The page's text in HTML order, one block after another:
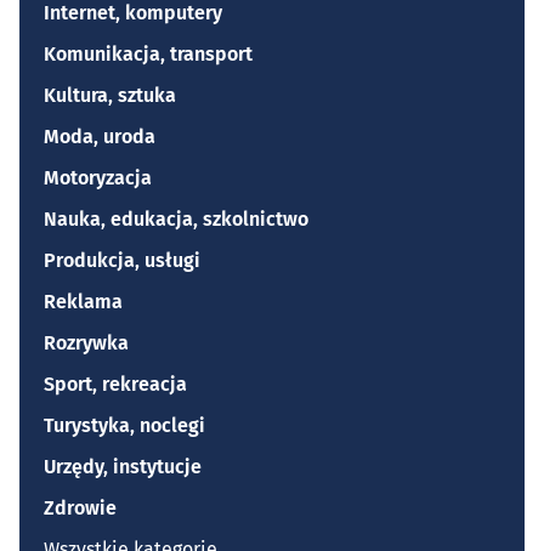
Internet, komputery
Komunikacja, transport
Kultura, sztuka
Moda, uroda
Motoryzacja
Nauka, edukacja, szkolnictwo
Produkcja, usługi
Reklama
Rozrywka
Sport, rekreacja
Turystyka, noclegi
Urzędy, instytucje
Zdrowie